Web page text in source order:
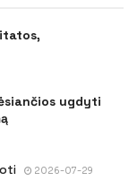
ugdyti
2026-07-29